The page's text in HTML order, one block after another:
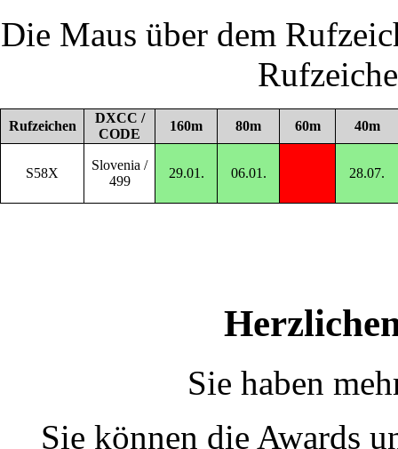
Die Maus über dem
Rufzeichen
DXCC /
CODE
160m 80m 60m 40m
S58X
Slovenia /
499
29.01. 06.01. 28.07.
Sie haben
Sie können die Awards